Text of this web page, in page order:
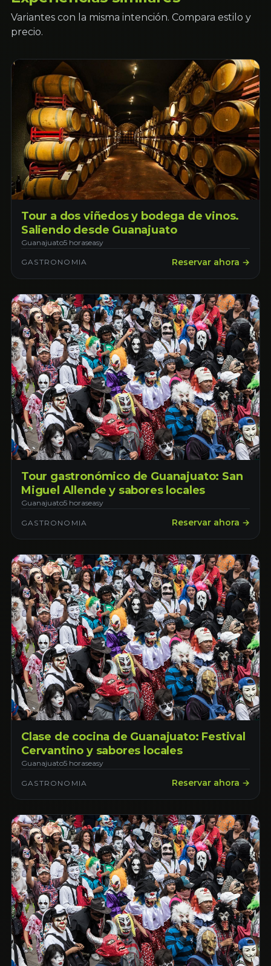
Variantes con la misma intención. Compara estilo y
precio.
Tour a dos viñedos y bodega de vinos.
Saliendo desde Guanajuato
Guanajuato5 horaseasy
GASTRONOMIA Reservar ahora →
Tour gastronómico de Guanajuato: San
Miguel Allende y sabores locales
Guanajuato5 horaseasy
GASTRONOMIA Reservar ahora →
Clase de cocina de Guanajuato: Festival
Cervantino y sabores locales
Guanajuato5 horaseasy
GASTRONOMIA Reservar ahora →